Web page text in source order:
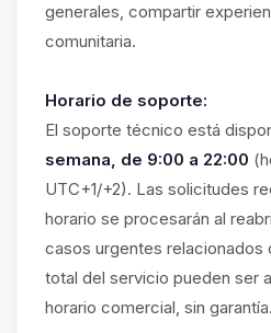
generales, compartir
comunitaria.
Horario de soporte:
El soporte técnico está
semana, de 9:00 a 22:00
UTC+1/+2). Las solicitudes
horario se procesarán al
casos urgentes relacionados
total del servicio pueden ser
horario comercial, sin garantía.